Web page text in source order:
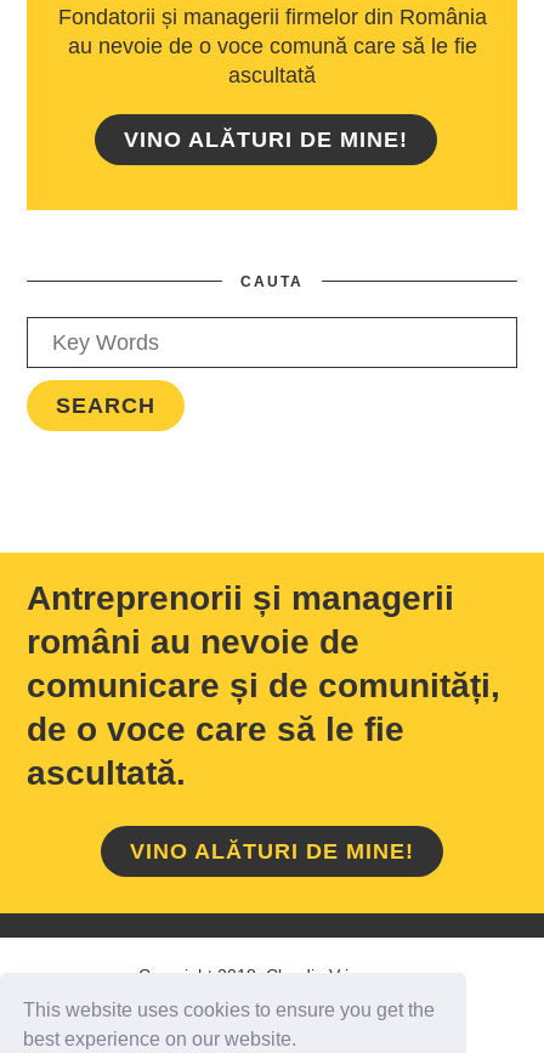
This website uses cookies to ensure you get the
best experience on our website.
Fondatorii și managerii firmelor din România
au nevoie de o voce comună care să le fie
ascultată
VINO ALĂTURI DE MINE!
CAUTA
Antreprenorii și managerii
români au nevoie de
comunicare și de comunități,
de o voce care să le fie
ascultată.
VINO ALĂTURI DE MINE!
Copyright 2018 Claudiu Vrinceanu
HOME / DESPRE MINE CONTACT